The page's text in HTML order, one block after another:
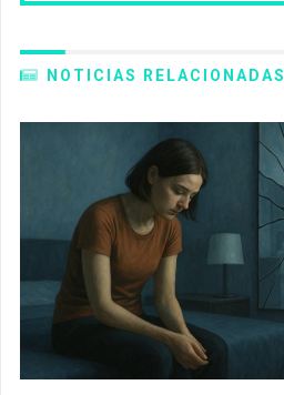
NOTICIAS RELACIONADAS